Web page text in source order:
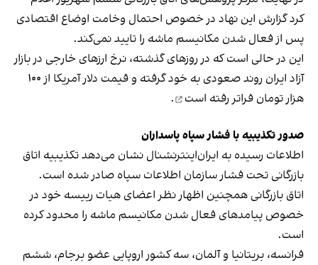
کرد گزارش این نهاد در خصوص احتمال وخامت اوضاع اقتصادی
پس از فعال شدن مکانیسم ماشه را تایید نمی‌کند.
این در حالی است که در روزهای گذشته، نرخ ارزهای خارجی در بازار
آزاد ایران روند صعودی به خود گرفته و قیمت دلار آمریکا از ۱۰۰
هزار تومان فراتر رفته است .
صدور تکذیبیه با فشار سپاه پاسداران
اطلاعات رسیده به ایران‌اینترنشنال نشان می‌دهد تکذیبیه اتاق
بازرگانی تحت فشار سازمان اطلاعات سپاه صادر شده است.
اتاق بازرگانی همچنین اظهار نظر اعضای هیات رییسه خود در
خصوص پیامدهای فعال شدن مکانیسم ماشه را محدود کرده
است.
فرانسه، بریتانیا و آلمان، سه کشور اروپایی عضو برجام، ششم